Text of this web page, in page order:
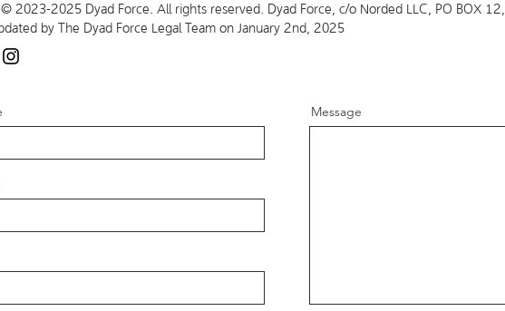
2023-2025 Dyad Force. All rights reserved. Dyad Force, c/o Norded LLC, PO BOX
by The Dyad Force Legal Team on January 2nd, 2025
Message